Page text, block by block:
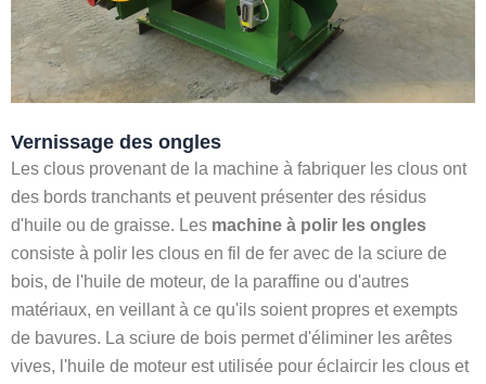
Vernissage des ongles
Les clous provenant de la machine à fabriquer les clous ont
des bords tranchants et peuvent présenter des résidus
d'huile ou de graisse. Les machine à polir les ongles
consiste à polir les clous en fil de fer avec de la sciure de
bois, de l'huile de moteur, de la paraffine ou d'autres
matériaux, en veillant à ce qu'ils soient propres et exempts
de bavures. La sciure de bois permet d'éliminer les arêtes
vives, l'huile de moteur est utilisée pour éclaircir les clous et